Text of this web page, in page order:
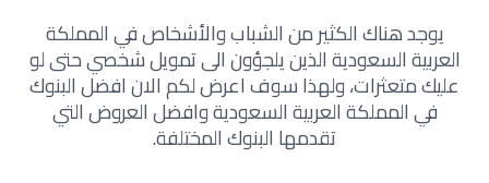
يوجد هناك الكثير من الشباب والأشخاص في المملكة
العربية السعودية الذين يلجؤون الى تمويل شخصي حتى لو
عليك متعثرات، ولهذا سوف اعرض لكم الان افضل البنوك
في المملكة العربية السعودية وافضل العروض التي
تقدمها البنوك المختلفة.